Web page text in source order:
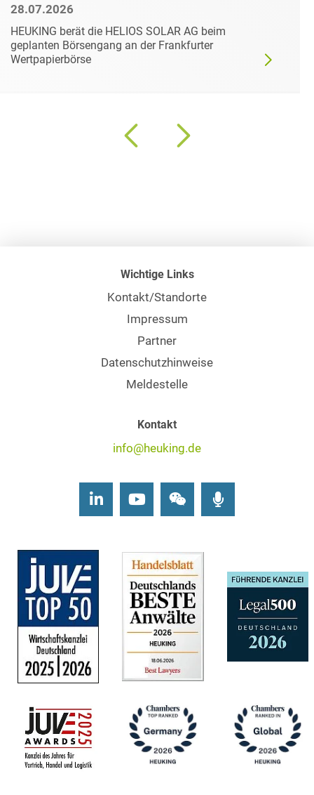
28.07.2026
HEUKING berät die HELIOS SOLAR AG beim
geplanten Börsengang an der Frankfurter
Wertpapierbörse
Wichtige Links
Kontakt/Standorte
Impressum
Partner
Datenschutzhinweise
Meldestelle
Kontakt
info@heuking.de
LinkedInYoutubeWechat